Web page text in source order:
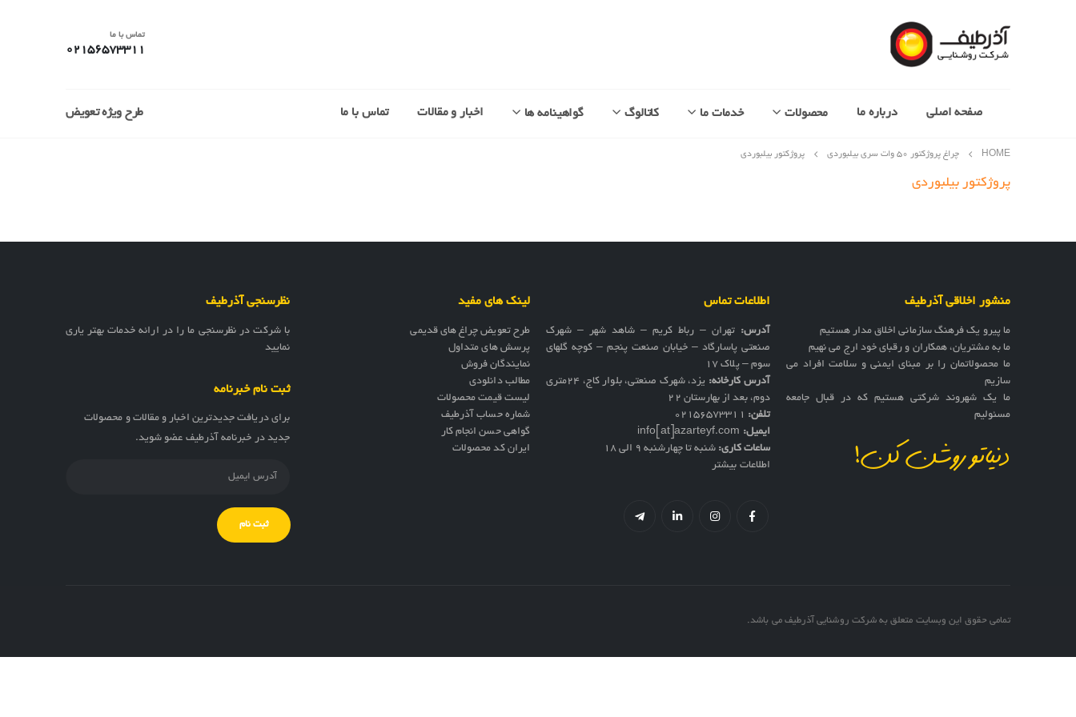
تماس با ما
02156573311
صفحه اصلی درباره ما محصولات خدمات ما کاتالوگ گواهینامه ها اخبار و مقالات تماس با ما طرح ویژه تعویض
HOME چراغ پروژکتور 50 وات سری بیلبوردی پروژکتور بیلبوردی
پروژکتور بیلبوردی
منشور اخلاقی آذرطیف
ما پیرو یک فرهنگ سازمانی اخلاق مدار هستیم
ما به مشتریان، همکاران و رقبای خود ارج می نهیم
ما محصولاتمان را بر مبنای ایمنی و سلامت افراد می
سازیم
ما یک شهروند شرکتی هستیم که در قبال جامعه
مسئولیم
دنیاتو روشن کن!
اطلاعات تماس
آدرس: تهران – رباط کریم – شاهد شهر – شهرک
صنعتی پاسارگاد – خیابان صنعت پنجم – کوچه گلهای
سوم – پلاک 17
آدرس کارخانه:
یزد، شهرک صنعتی، بلوار کاج، ۲۴متری
دوم، بعد از بهارستان ۲۲
تلفن: 02156573311
ایمیل: info[at]azarteyf.com
ساعات کاری: شنبه تا چهارشنبه 9 الی 18
اطلاعات بیشتر
لینک های مفید
طرح تعویض چراغ های قدیمی
پرسش های متداول
نمایندگان فروش
مطالب دانلودی
لیست قیمت محصولات
شماره حساب آذرطیف
گواهی حسن انجام کار
ایران کد محصولات
نظرسنجی آذرطیف
با شرکت در نظرسنجی ما را در ارائه خدمات بهتر یاری
نمایید
ثبت نام خبرنامه
برای دریافت جدیدترین اخبار و مقالات و محصولات
جدید در خبرنامه آذرطیف عضو شوید.
تمامی حقوق این وبسایت متعلق به شرکت روشنایی آذرطیف می باشد.